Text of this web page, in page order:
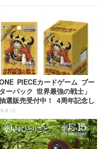
ONE PIECEカードゲーム ブー
ーパック 世界最強の戦士」
選販売受付中！ 4周年記念し
ックスを手に入れよう